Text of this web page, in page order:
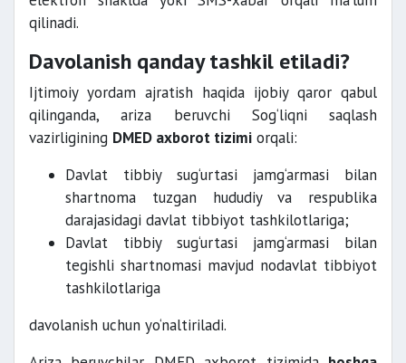
qilinadi.
Davolanish qanday tashkil etiladi?
Ijtimoiy yordam ajratish haqida ijobiy qaror qabul
qilinganda, ariza beruvchi Sog‘liqni saqlash
vazirligining DMED axborot tizimi orqali:
Davlat tibbiy sug‘urtasi jamg‘armasi bilan
shartnoma tuzgan hududiy va respublika
darajasidagi davlat tibbiyot tashkilotlariga;
Davlat tibbiy sug‘urtasi jamg‘armasi bilan
tegishli shartnomasi mavjud nodavlat tibbiyot
tashkilotlariga
davolanish uchun yo‘naltiriladi.